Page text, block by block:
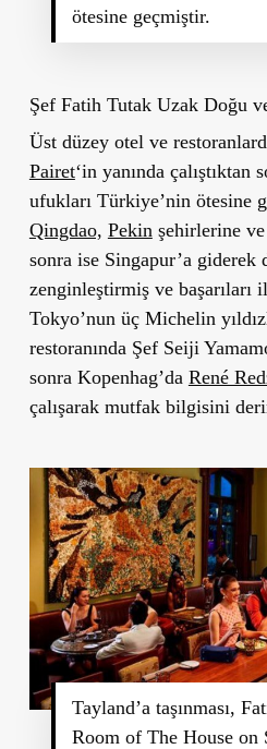
ötesine geçmiştir.
Şef Fatih Tutak Uzak Doğu
Üst düzey otel ve
Pairet‘in yanında çalıştıktan
ufukları Türkiye’nin ötesine
Qingdao, Pekin şehirlerine
sonra ise Singapur’a giderek
zenginleştirmiş ve başarıları
Tokyo’nun üç Michelin
restoranında Şef Seiji
sonra Kopenhag’da René
çalışarak mutfak bilgisini
Tayland’a taşınması,
Room of The House on